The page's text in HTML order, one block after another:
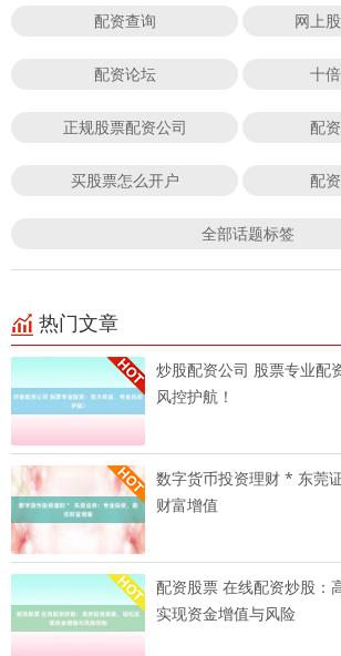
配资查询 网上
配资论坛 十
正规股票配资公司 配
买股票怎么开户 配
全部话题标签
热门文章
炒股配资公司 股票专业配
风控护航！
数字货币投资理财 * 东莞证券：专业投资，助您
财富增值
配资股票 在线配资炒股：
实现资金增值与风险